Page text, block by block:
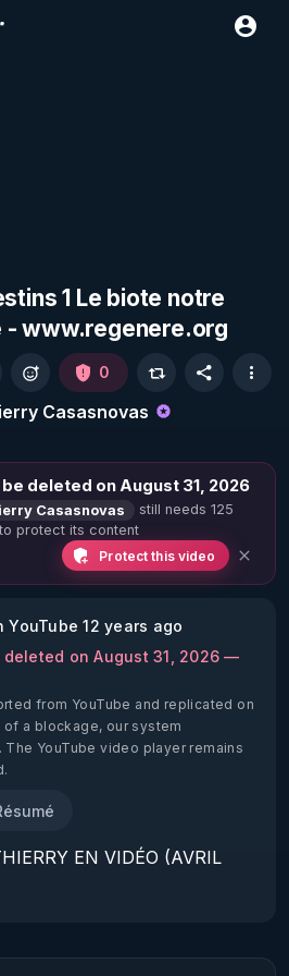
1 Le biote notre
www.regenere.org
Casasnovas
0
deleted on August 31, 2026
Casasnovas
still needs 125
protect its content
Protect this video
YouTube 12 years ago
on August 31, 2026 —
from YouTube and replicated on
of a blockage, our system
YouTube video player remains
EN VIDÉO (AVRIL